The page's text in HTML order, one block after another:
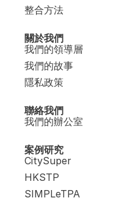
整合方法
關於我們
我們的領導層
我們的故事
隱私政策
聯絡我們
我們的辦公室
案例研究
CitySuper
HKSTP
SIMPLeTPA